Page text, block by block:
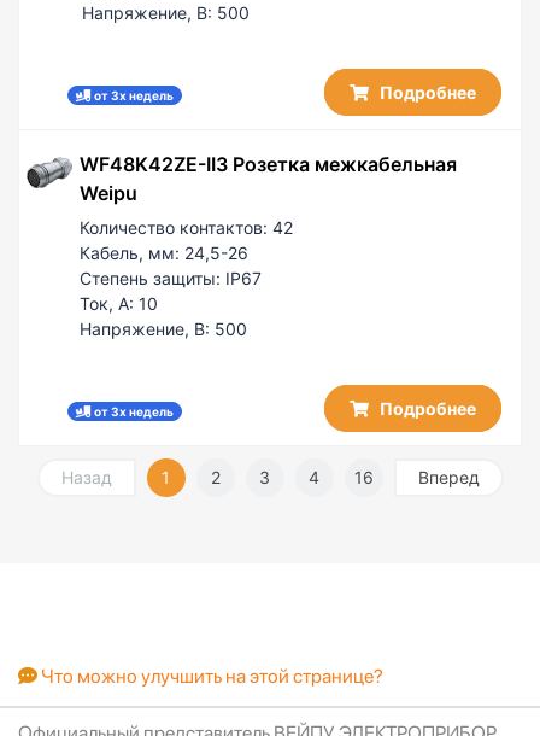
Напряжение, В: 500
от 3х недель Подробнее
WF48K42ZE-II3 Розетка межкабельная
Weipu
Количество контактов:42
Кабель, мм: 24,5-26
Степень защиты: IP67
Ток, А:10
Напряжение, В: 500
от 3х недель Подробнее
Назад 1 2 3 4 16 Вперед
Что можно улучшить на этой странице?